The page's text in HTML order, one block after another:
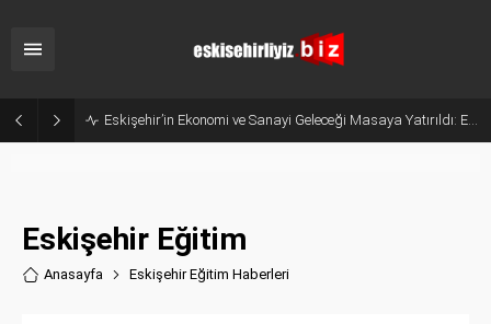
Belçika’dan Eskişehir’e Ticaret Köprüsü: Belediye Başkanı Emir Kır MÜSİAD’ı Ziyaret Etti
Eskişehir Eğitim
Anasayfa Eskişehir Eğitim Haberleri